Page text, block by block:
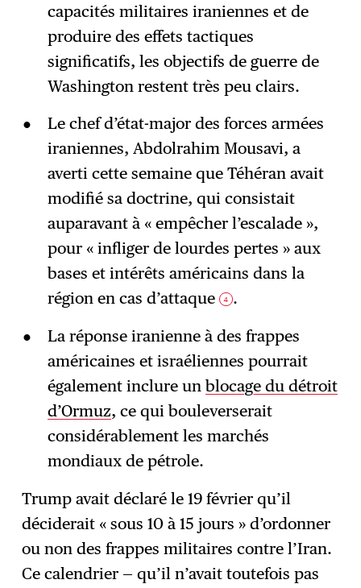
capacités militaires iraniennes et de
produire des effets tactiques
significatifs, les objectifs de guerre de
Washington restent très peu clairs.
Le chef d’état-major des forces armées
iraniennes, Abdolrahim Mousavi, a
averti cette semaine que Téhéran avait
modifié sa doctrine, qui consistait
auparavant à « empêcher l’escalade »,
pour « infliger de lourdes pertes » aux
bases et intérêts américains dans la
région en cas d’attaque
4 .
La réponse iranienne à des frappes
américaines et israéliennes pourrait
également inclure un blocage du détroit
d’Ormuz, ce qui bouleverserait
considérablement les marchés
mondiaux de pétrole.
Trump avait déclaré le 19 février qu’il
déciderait « sous 10 à 15 jours » d’ordonner
ou non des frappes militaires contre l’Iran.
Ce calendrier — qu’il n’avait toutefois pas